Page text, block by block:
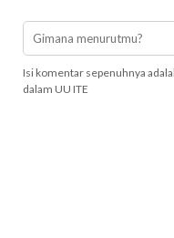
Isi komentar sepenuhnya
dalam UU ITE